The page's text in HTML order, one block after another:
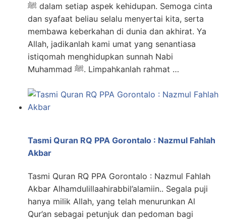
ﷺ dalam setiap aspek kehidupan. Semoga cinta
dan syafaat beliau selalu menyertai kita, serta
membawa keberkahan di dunia dan akhirat. Ya
Allah, jadikanlah kami umat yang senantiasa
istiqomah menghidupkan sunnah Nabi
Muhammad ﷺ. Limpahkanlah rahmat …
Tasmi Quran RQ PPA Gorontalo : Nazmul Fahlah
Akbar
Tasmi Quran RQ PPA Gorontalo : Nazmul Fahlah
Akbar Alhamdulillaahirabbil’alamiin.. Segala puji
hanya milik Allah, yang telah menurunkan Al
Qur’an sebagai petunjuk dan pedoman bagi